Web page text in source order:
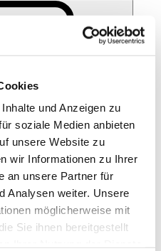
und Anzeigen zu
soziale Medien anbieten
unsere Website zu
wir Informationen zu Ihrer
an unsere Partner für
Analysen weiter. Unsere
möglicherweise mit
Sie ihnen bereitgestellt
rund ums